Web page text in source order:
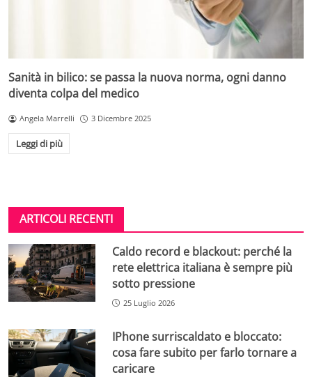
Sanità in bilico: se passa la nuova norma, ogni danno
diventa colpa del medico
Angela Marrelli 3 Dicembre 2025
Leggi di più
ARTICOLI RECENTI
Caldo record e blackout: perché la
rete elettrica italiana è sempre più
sotto pressione
25 Luglio 2026
IPhone surriscaldato e bloccato:
cosa fare subito per farlo tornare a
caricare